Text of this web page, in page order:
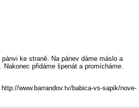
ke straně. Na pánev dáme máslo a
přidáme špenát a promícháme.
www.barrandov.tv/babica-vs-sapik/nove-